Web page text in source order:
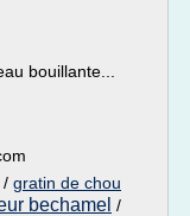
bouillante...
/ gratin de chou
bechamel /